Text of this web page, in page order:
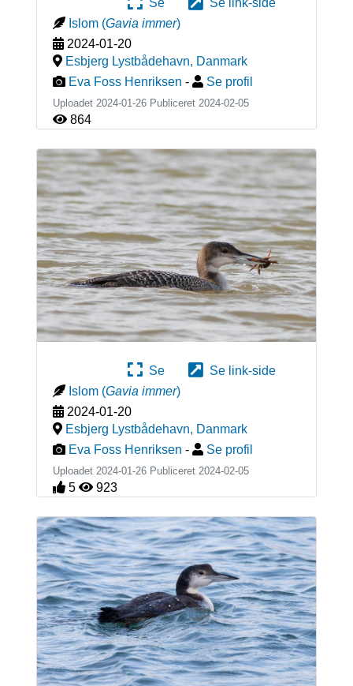
Se
Se link-side
Islom (Gavia immer)
2024-01-20
Esbjerg Lystbådehavn, Danmark
Eva Foss Henriksen - Se profil
Uploadet 2024-01-26 Publiceret 2024-02-05
864
Se
Se link-side
Islom (Gavia immer)
2024-01-20
Esbjerg Lystbådehavn, Danmark
Eva Foss Henriksen - Se profil
Uploadet 2024-01-26 Publiceret 2024-02-05
5 923